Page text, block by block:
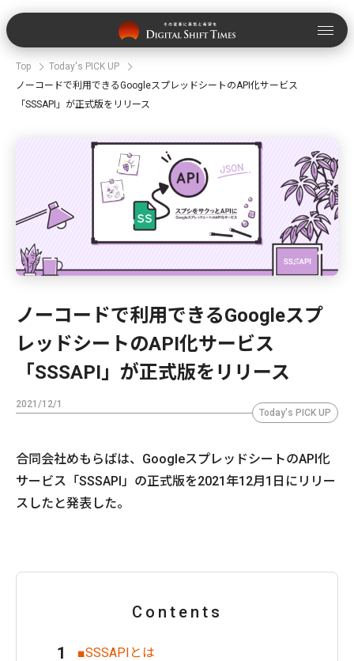
Top
Today's PICK UP
ノーコードで利用できるGoogleスプレッドシートのAPI化サービス
「SSSAPI」が正式版をリリース
ノーコードで利用できるGoogleスプ
レッドシートのAPI化サービス
「SSSAPI」が正式版をリリース
2021/12/1
Today's PICK UP
合同会社めもらばは、GoogleスプレッドシートのAPI化
サービス「SSSAPI」の正式版を2021年12月1日にリリー
スしたと発表した。
Contents
■SSSAPIとは